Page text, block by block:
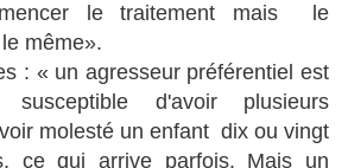
le traitement mais le
même».
: « un agresseur préférentiel est
susceptible d'avoir plusieurs
molesté un enfant dix ou vingt
ce qui arrive parfois. Mais un